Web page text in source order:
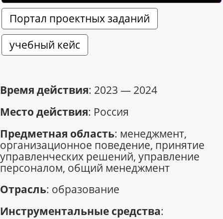
Портал проектных заданий
учебный кейс
Время действия: 2023 — 2024
Место действия: Россия
Предметная область: менеджмент,
организационное поведение, принятие
управленческих решений, управление
персоналом, общий менеджмент
Отрасль: образование
Инструментальные средства: